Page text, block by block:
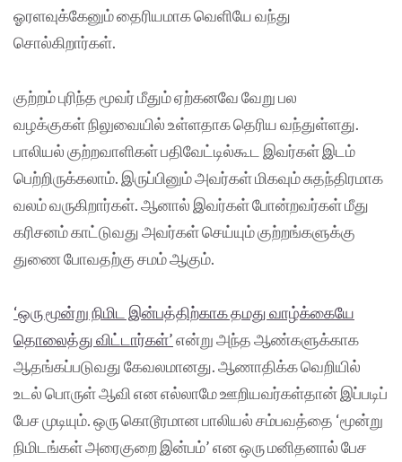
ஓரளவுக்கேனும் தைரியமாக வெளியே வந்து
சொல்கிறார்கள்.
குற்றம் புரிந்த மூவர் மீதும் ஏற்கனவே வேறு பல
வழக்குகள் நிலுவையில் உள்ளதாக தெரிய வந்துள்ளது.
பாலியல் குற்றவாளிகள் பதிவேட்டில்கூட இவர்கள் இடம்
பெற்றிருக்கலாம். இருப்பினும் அவர்கள் மிகவும் சுதந்திரமாக
வலம் வருகிறார்கள். ஆனால் இவர்கள் போன்றவர்கள் மீது
கரிசனம் காட்டுவது அவர்கள் செய்யும் குற்றங்களுக்கு
துணை போவதற்கு சமம் ஆகும்.
‘ஒரு மூன்று நிமிட இன்பத்திற்காக தமது வாழ்க்கையே
தொலைத்து விட்டார்கள்’என்று அந்த ஆண்களுக்காக
ஆதங்கப்படுவது கேவலமானது. ஆணாதிக்க வெறியில்
உடல் பொருள் ஆவி என எல்லாமே ஊறியவர்கள்தான் இப்படிப்
பேச முடியும். ஒரு கொடூரமான பாலியல் சம்பவத்தை ‘மூன்று
நிமிடங்கள் அரைகுறை இன்பம்’ என ஒரு மனிதனால் பேச